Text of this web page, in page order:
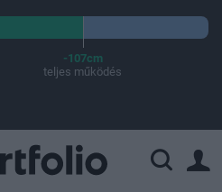
-107cm
teljes működés